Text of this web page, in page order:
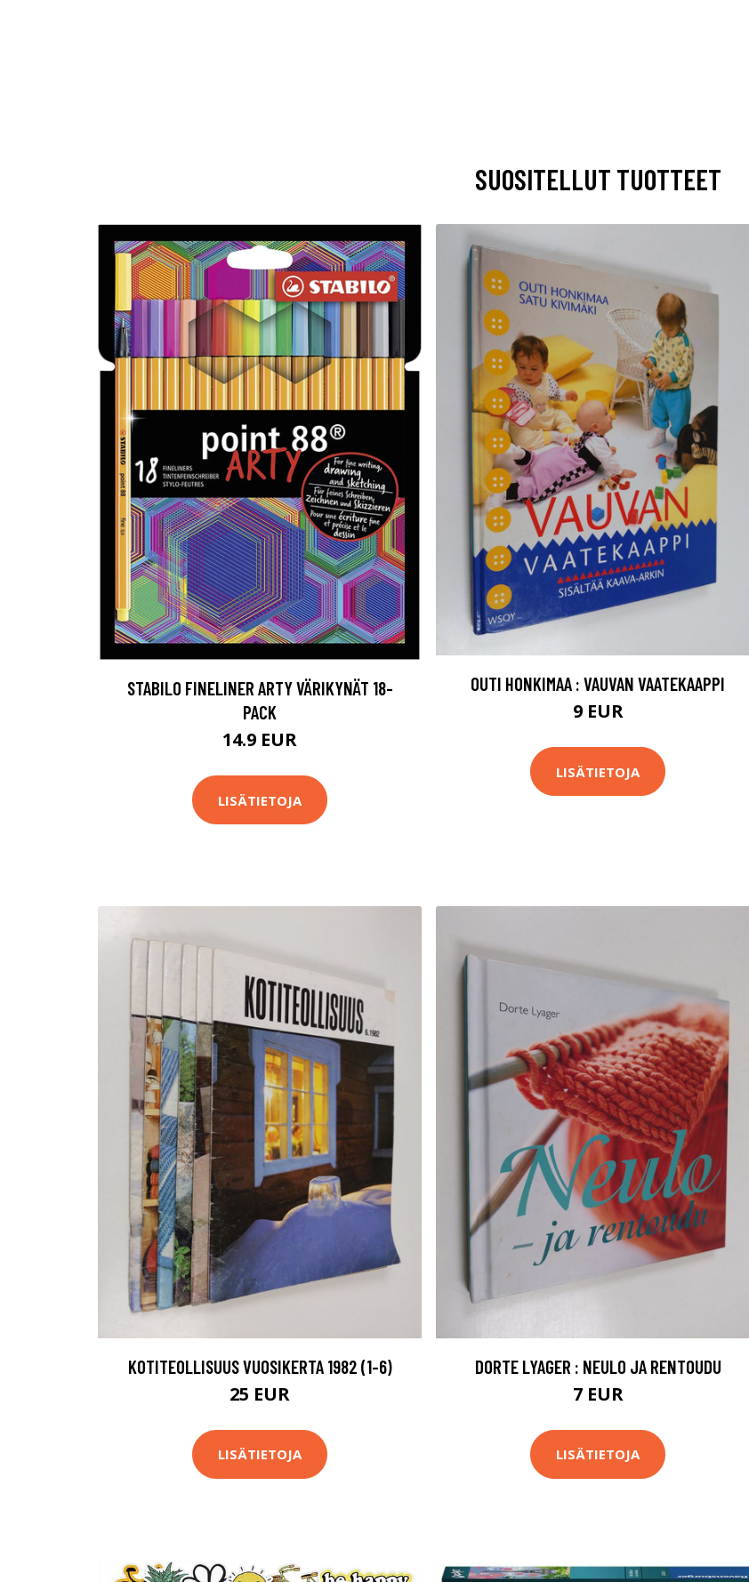
SUOSITELLUT TUOTTEET
STABILO FINELINER ARTY VÄRIKYNÄT 18-
PACK
14.9 EUR
LISÄTIETOJA
OUTI HONKIMAA : VAUVAN VAATEKAAPPI
9 EUR
LISÄTIETOJA
KOTITEOLLISUUS VUOSIKERTA 1982 (1-6)
25 EUR
LISÄTIETOJA
DORTE LYAGER : NEULO JA RENTOUDU
7 EUR
LISÄTIETOJA